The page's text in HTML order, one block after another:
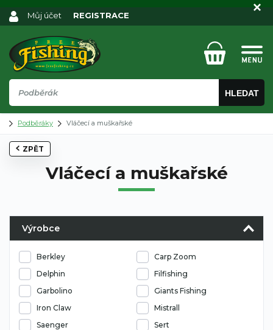
HLEDAT
Můj účet REGISTRACE
Podběráky Vláčecí a muškařské
ZPĚT
Vláčecí a muškařské
Výrobce
Berkley
Carp Zoom
Delphin
Filfishing
Garbolino
Giants Fishing
Iron Claw
Mistrall
Saenger
Sert